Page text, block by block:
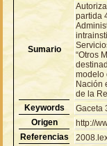
Sumario
partida
“Otros
modelo
Nación
de la
Keywords
Gaceta
Origen
http://
Referencias